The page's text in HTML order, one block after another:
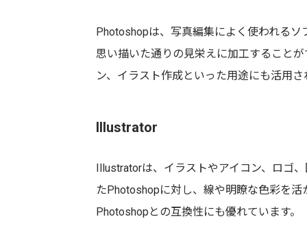
Photoshopは、写真編集によく使われる
思い描いた通りの見栄えに加工すること
ン、イラスト作成といった用途にも活用
Illustrator
Illustratorは、イラストやアイコン、ロゴ
たPhotoshopに対し、線や明瞭な色彩を
Photoshopとの互換性にも優れています。